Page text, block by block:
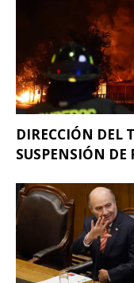
DIRECCIÓN DEL
SUSPENSIÓN DE